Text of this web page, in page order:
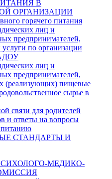
В
ОРГАНИЗАЦИИ
горячего питания
лиц и
предпринимателей,
по организации
лиц и
предпринимателей,
(реализующих) пищевые
сырье в
связи для родителей
и ответы на вопросы
питанию
СТАНДАРТЫ И
МЕДИКО-